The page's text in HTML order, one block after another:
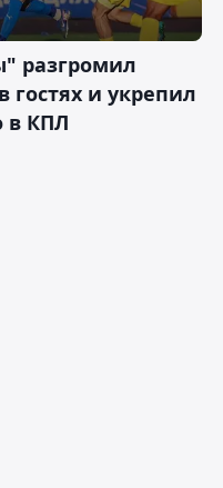
разгромил
гостях и укрепил
в КПЛ